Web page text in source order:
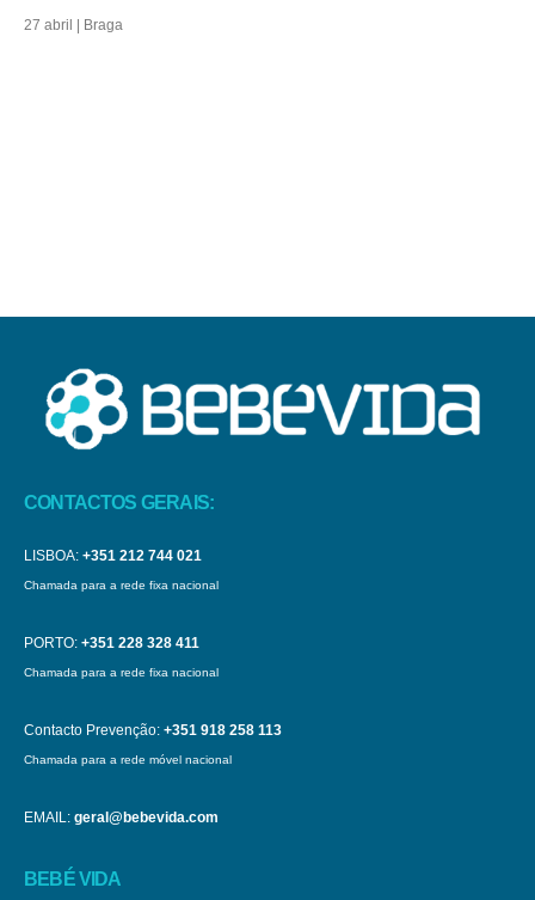
27 abril | Braga
CONTACTOS GERAIS:
LISBOA: +351 212 744 021
Chamada para a rede fixa nacional
PORTO: +351 228 328 411
Chamada para a rede fixa nacional
Contacto Prevenção: +351 918 258 113
Chamada para a rede móvel nacional
EMAIL: geral@bebevida.com
BEBÉ VIDA